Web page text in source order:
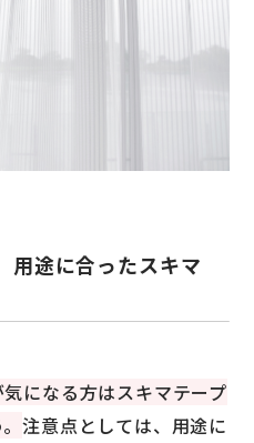
用途に合ったスキマ
になる方はスキマテープ
注意点としては、用途に